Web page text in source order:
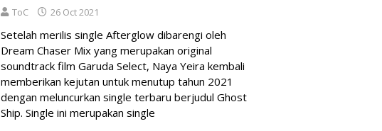
ToC 26 Oct 2021
Setelah merilis single Afterglow dibarengi oleh
Dream Chaser Mix yang merupakan original
soundtrack film Garuda Select, Naya Yeira kembali
memberikan kejutan untuk menutup tahun 2021
dengan meluncurkan single terbaru berjudul Ghost
Ship. Single ini merupakan single